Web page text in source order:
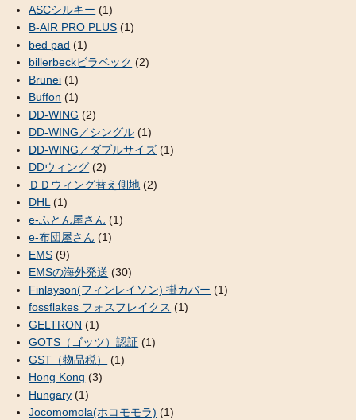
ASCシルキー (1)
B-AIR PRO PLUS (1)
bed pad (1)
billerbeckビラベック (2)
Brunei (1)
Buffon (1)
DD-WING (2)
DD-WING／シングル (1)
DD-WING／ダブルサイズ (1)
DDウィング (2)
ＤＤウィング替え側地 (2)
DHL(1)
e-ふとん屋さん (1)
e-布団屋さん (1)
EMS (9)
EMSの海外発送 (30)
Finlayson(フィンレイソン) 掛カバー (1)
fossflakes フォスフレイクス (1)
GELTRON (1)
GOTS（ゴッツ）認証 (1)
GST（物品税）
(1)
Hong Kong (3)
Hungary (1)
Jocomomola(ホコモモラ) (1)